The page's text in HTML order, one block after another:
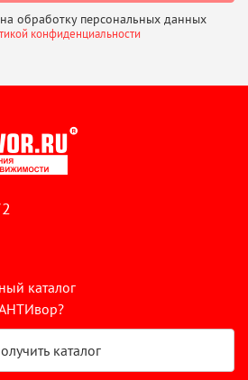
на обработку персональных данных
конфиденциальности
каталог
каталог